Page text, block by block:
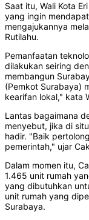
Saat itu, Wali Kota
yang ingin
mengajukannya
Rutilahu.
Pemanfaatan
dilakukan seiring
membangun
(Pemkot Surabaya)
kearifan lokal," kata
Lantas bagaimana
menyebut, jika di
hadir. "Baik
pemerintah," ujar
Dalam momen itu,
1.465 unit rumah
yang dibutuhkan
unit rumah yang
Surabaya.